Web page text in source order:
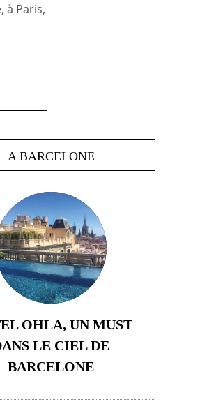
à Paris,
A BARCELONE
OHLA, UN MUST
LE CIEL DE
BARCELONE